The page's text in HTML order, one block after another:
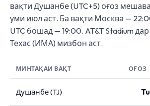
вақти Душанбе (UTC+5) оғоз
уми июл аст. Ба вақти Москва —
UTC бошад — 19:00. AT&T Stadium
Техас (ИМА) мизбон аст.
МИНТАҚАИ ВАҚТ ОҒОЗ
Душанбе (TJ)